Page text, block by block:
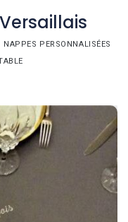
NAPPES PERSONNALISÉES